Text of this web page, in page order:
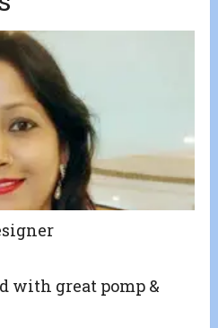
with great pomp &